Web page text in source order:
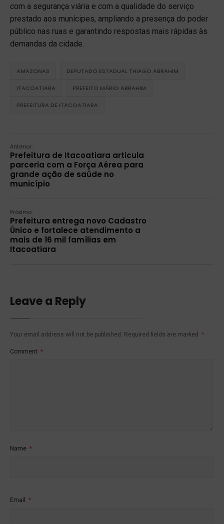
com a segurança viária e com a qualidade do serviço
prestado aos munícipes, ampliando a presença do poder
público nas ruas e garantindo respostas mais rápidas às
demandas da cidade.
AMAZONAS DEPUTADO ESTADUAL THIAGO ABRAHIM
ITACOATIARA PREFEITO MÁRIO ABRAHIM
PREFEITURA DE ITACOATIARA
Anterior:
Prefeitura de Itacoatiara articula
parceria com a Força Aérea para
grande ação de saúde no
município
Próximo:
Prefeitura entrega novo Cadastro
Único e fortalece atendimento a
mais de 16 mil famílias em
Itacoatiara
Leave a Reply
Your email address will not be published. Required fields are marked *
Comment *
Name *
Email *